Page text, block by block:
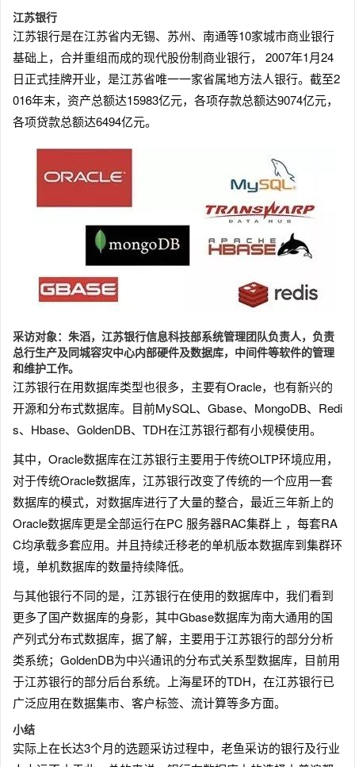
江苏银行
江苏银行是在江苏省内无锡、苏州、南通等10家城市商业银行
基础上，合并重组而成的现代股份制商业银行， 2007年1月24
日正式挂牌开业，是江苏省唯一一家省属地方法人银行。截至2
016年末，资产总额达15983亿元，各项存款总额达9074亿元，
各项贷款总额达6494亿元。
采访对象：朱滔，江苏银行信息科技部系统管理团队负责人，负责
总行生产及同城容灾中心内部硬件及数据库，中间件等软件的管理
和维护工作。
江苏银行在用数据库类型也很多，主要有Oracle，也有新兴的
开源和分布式数据库。目前MySQL、Gbase、MongoDB、Redi
s、Hbase、GoldenDB、TDH在江苏银行都有小规模使用。
其中，Oracle数据库在江苏银行主要用于传统OLTP环境应用，
对于传统Oracle数据库，江苏银行改变了传统的一个应用一套
数据库的模式，对数据库进行了大量的整合，最近三年新上的
Oracle数据库更是全部运行在PC 服务器RAC集群上 ，每套RA
C均承载多套应用。并且持续迁移老的单机版本数据库到集群环
境，单机数据库的数量持续降低。
与其他银行不同的是，江苏银行在使用的数据库中，我们看到
更多了国产数据库的身影，其中Gbase数据库为南大通用的国
产列式分布式数据库，据了解，主要用于江苏银行的部分分析
类系统；GoldenDB为中兴通讯的分布式关系型数据库，目前用
于江苏银行的部分后台系统。上海星环的TDH，在江苏银行已
广泛应用在数据集市、客户标签、流计算等多方面。
小结
实际上在长达3个月的选题采访过程中，老鱼采访的银行及行业